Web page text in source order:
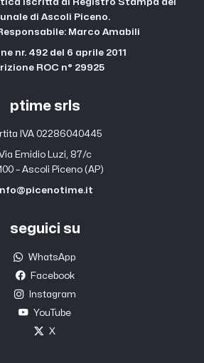
di Ascoli Piceno.
Marco Amabili
nr. 492 del 6 aprile 2011
ROC n° 29925
ptime srls
IVA 02286040445
Emidio Luzi, 87/c
– Ascoli Piceno (AP)
seguici su
WhatsApp
Facebook
Instagram
YouTube
X